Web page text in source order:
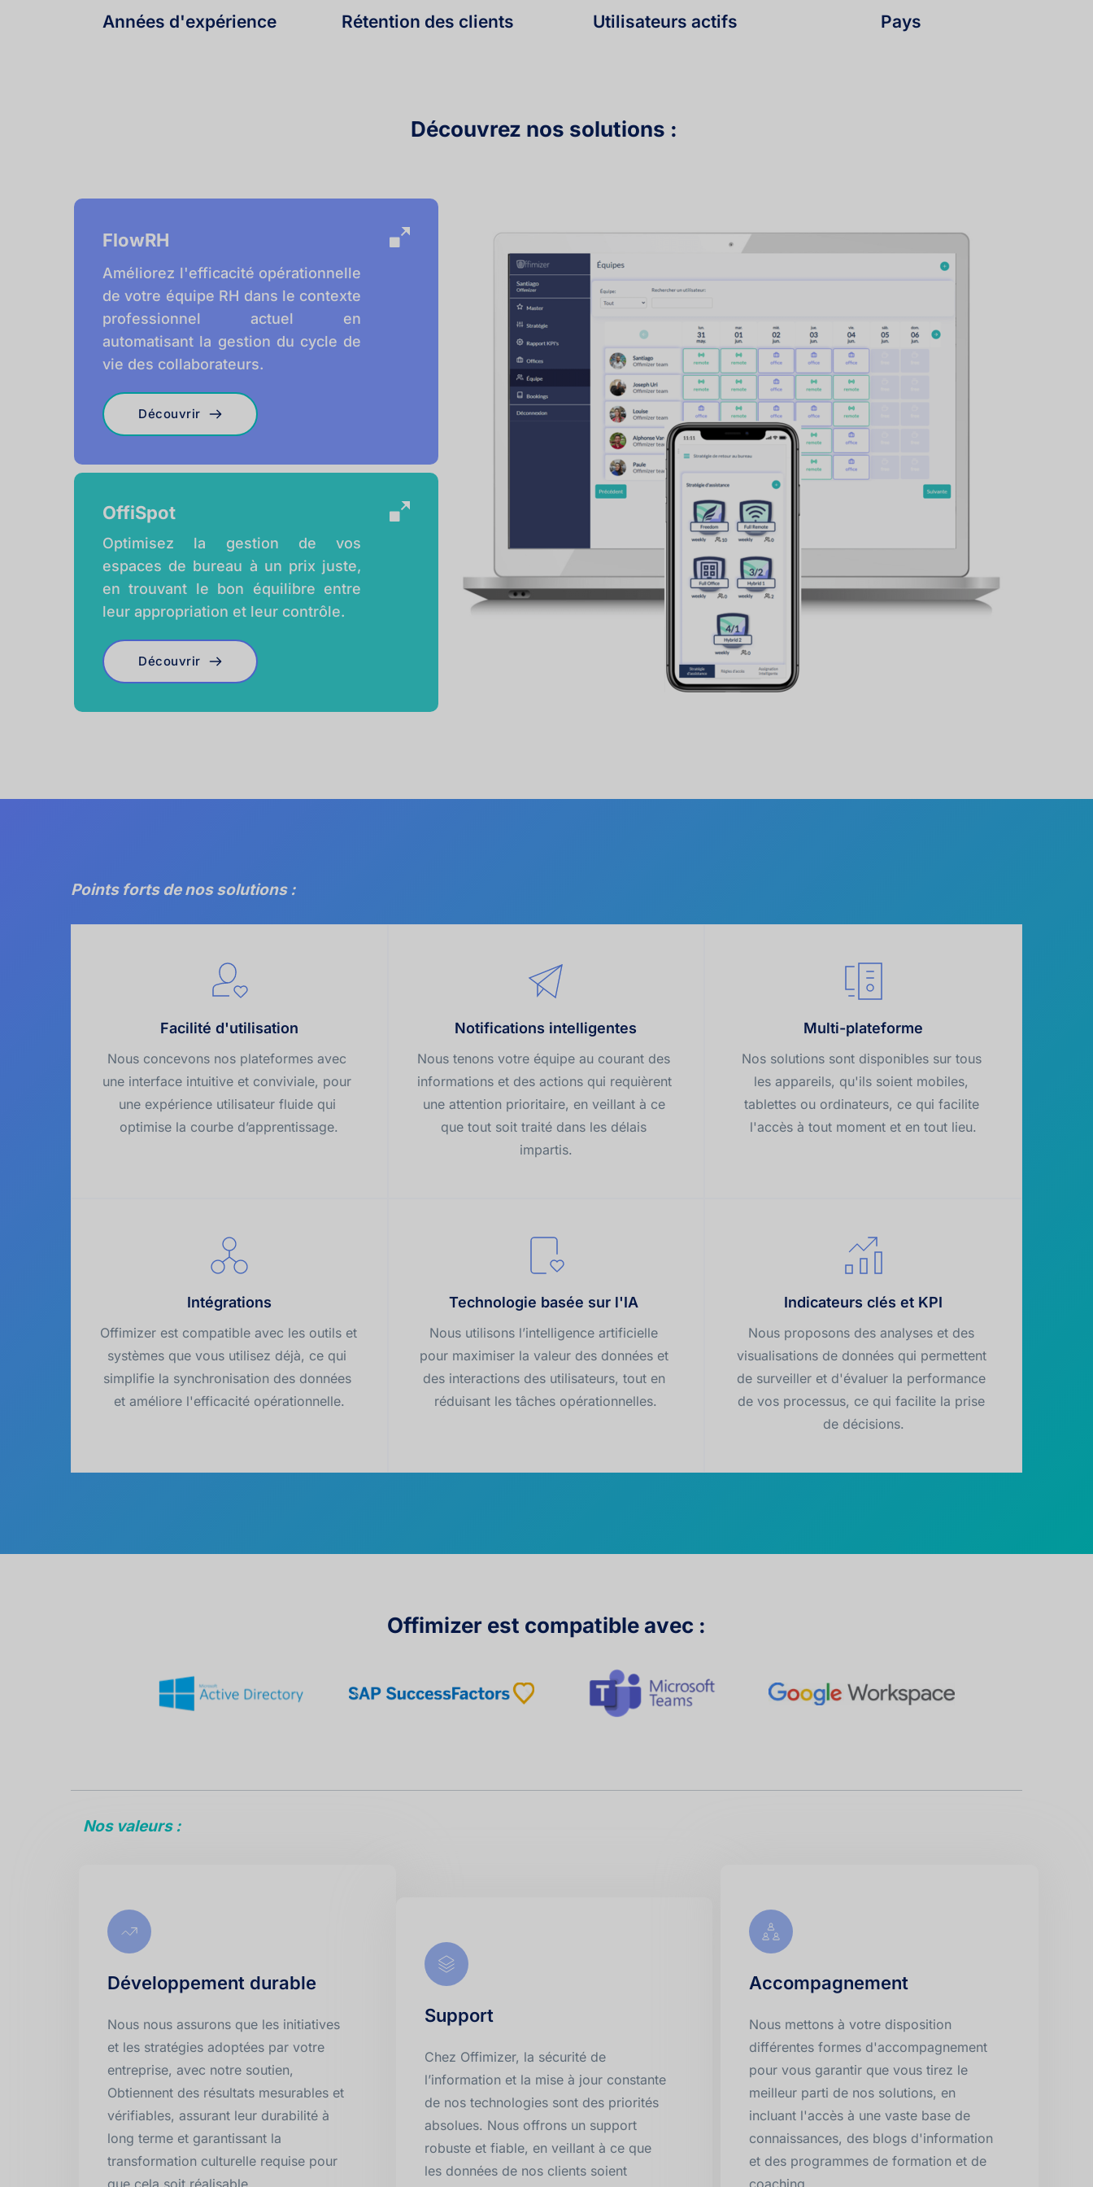
Années d'expérience Rétention des clients Utilisateurs actifs Pays
Découvrez nos solutions :
FlowRH
Améliorez l'efficacité opérationnelle
de votre équipe RH dans le contexte
professionnel actuel en
automatisant la gestion du cycle de
vie des collaborateurs.
Découvrir
OffiSpot
Optimisez la gestion de vos
espaces de bureau à un prix juste,
en trouvant le bon équilibre entre
leur appropriation et leur contrôle.
Découvrir
Points forts de nos solutions :
Facilité d'utilisation
Nous concevons nos plateformes avec
une interface intuitive et conviviale, pour
une expérience utilisateur fluide qui
optimise la courbe d’apprentissage.
Notifications intelligentes
Nous tenons votre équipe au courant des
informations et des actions qui requièrent
une attention prioritaire, en veillant à ce
que tout soit traité dans les délais
impartis.
Multi-plateforme
Nos solutions sont disponibles sur tous
les appareils, qu'ils soient mobiles,
tablettes ou ordinateurs, ce qui facilite
l'accès à tout moment et en tout lieu.
Intégrations
Offimizer est compatible avec les outils et
systèmes que vous utilisez déjà, ce qui
simplifie la synchronisation des données
et améliore l'efficacité opérationnelle.
Technologie basée sur l'IA
Nous utilisons l’intelligence artificielle
pour maximiser la valeur des données et
des interactions des utilisateurs, tout en
réduisant les tâches opérationnelles.
Indicateurs clés et KPI
Nous proposons des analyses et des
visualisations de données qui permettent
de surveiller et d'évaluer la performance
de vos processus, ce qui facilite la prise
de décisions.
Offimizer est compatible avec :
Nos valeurs :
Développement durable
Nous nous assurons que les initiatives
et les stratégies adoptées par votre
entreprise, avec notre soutien,
Obtiennent des résultats mesurables et
vérifiables, assurant leur durabilité à
long terme et garantissant la
transformation culturelle requise pour
Support
Chez Offimizer, la sécurité de
l’information et la mise à jour constante
de nos technologies sont des priorités
absolues. Nous offrons un support
robuste et fiable, en veillant à ce que
les données de nos clients soient
Accompagnement
Nous mettons à votre disposition
différentes formes d'accompagnement
pour vous garantir que vous tirez le
meilleur parti de nos solutions, en
incluant l'accès à une vaste base de
connaissances, des blogs d'information
et des programmes de formation et de